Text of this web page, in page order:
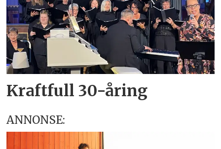
Kraftfull 30-åring
ANNONSE: